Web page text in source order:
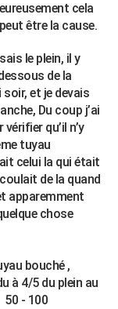
cela
être la cause.
le plein, il y
de la
soir, et je devais
Du coup j’ai
qu’il n’y
tuyau
celui la qui était
de la quand
apparemment
chose
bouché ,
à 4/5 du plein au
50 - 100